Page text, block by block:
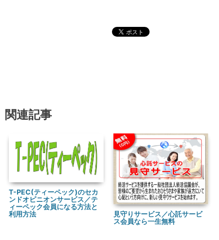
関連記事
T-PEC(ティーペック)のセカ
ンドオピニオンサービス／テ
ィーペック会員になる方法と
利用方法
見守りサービス／心託サービ
ス会員なら一生無料